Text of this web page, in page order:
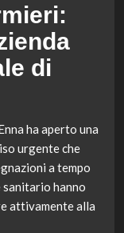
di
ha aperto una
urgente che
a tempo
hanno
attivamente alla